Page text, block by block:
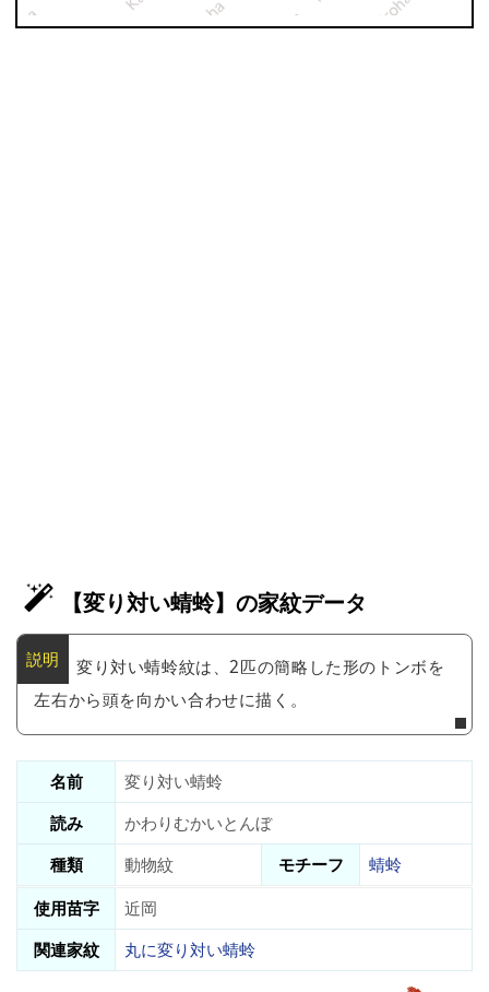
【変り対い蜻蛉】の家紋データ
変り対い蜻蛉紋は、2匹の簡略した形のトンボを
左右から頭を向かい合わせに描く。
名前
変り対い蜻蛉
読み
かわりむかいとんぼ
種類
動物紋 モチーフ
蜻蛉
使用苗字
近岡
関連家紋
丸に変り対い蜻蛉